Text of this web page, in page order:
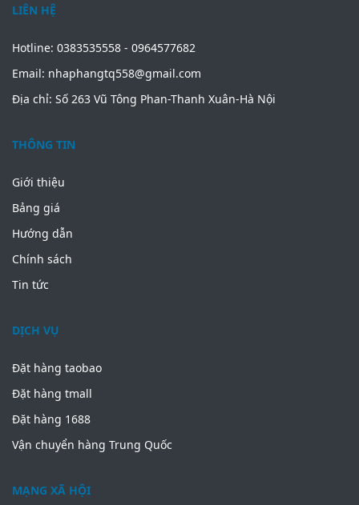
LIÊN HỆ
Hotline: 0383535558 - 0964577682
Email: nhaphangtq558@gmail.com
Địa chỉ: Số 263 Vũ Tông Phan-Thanh Xuân-Hà Nội
THÔNG TIN
Giới thiệu
Bảng giá
Hướng dẫn
Chính sách
Tin tức
DỊCH VỤ
Đặt hàng taobao
Đặt hàng tmall
Đặt hàng 1688
Vận chuyển hàng Trung Quốc
MẠNG XÃ HỘI